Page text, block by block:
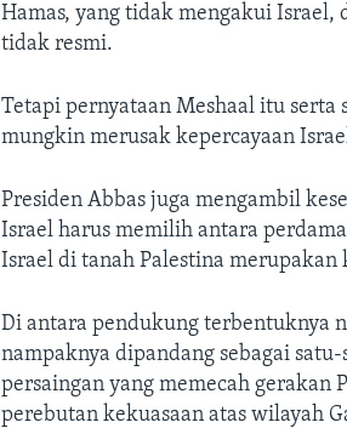
Hamas, yang tidak mengakui
tidak resmi.
Tetapi pernyataan Meshaal itu serta
mungkin merusak kepercayaan
Presiden Abbas juga mengambil
Israel harus memilih antara
Israel di tanah Palestina merupakan
Di antara pendukung terbentuknya
nampaknya dipandang sebagai
persaingan yang memecah
perebutan kekuasaan atas wilayah